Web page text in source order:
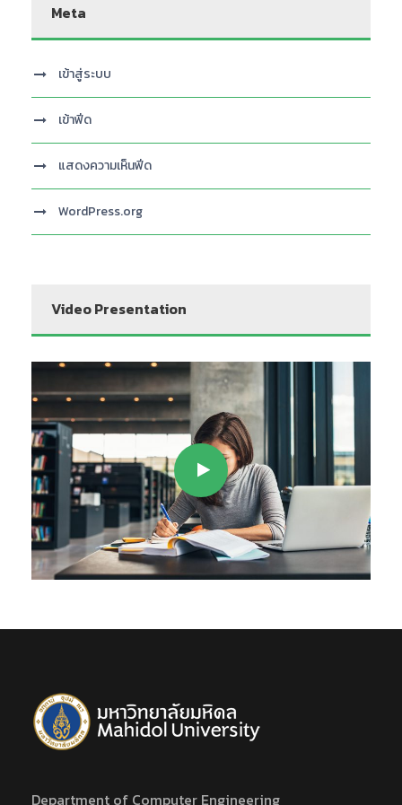
Meta
เข้าสู่ระบบ
เข้าฟีด
แสดงความเห็นฟีด
WordPress.org
Video Presentation
Department of Computer Engineering